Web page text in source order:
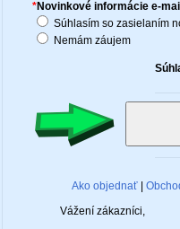
*Novinkové informácie e-
Súhlasím so zasielaním
Nemám záujem
Ako objednať
Vážení zákazníci,